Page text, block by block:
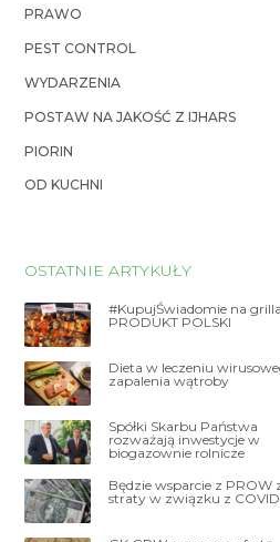
PRAWO
PEST CONTROL
WYDARZENIA
POSTAW NA JAKOŚĆ Z IJHARS
PIORIN
OD KUCHNI
OSTATNIE ARTYKUŁY
#KupujŚwiadomie na
PRODUKT POLSKI
Dieta w leczeniu
zapalenia wątroby
Spółki Skarbu Państwa
rozważają inwestycje w
biogazownie rolnicze
Będzie wsparcie z PROW
straty w związku z